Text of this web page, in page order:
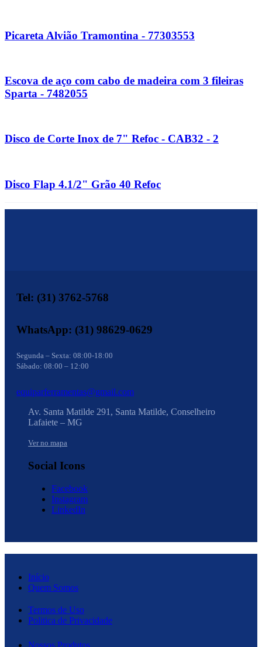
Picareta Alvião Tramontina - 77303553
Escova de aço com cabo de madeira com 3 fileiras
Sparta - 7482055
Disco de Corte Inox de 7" Refoc - CAB32 - 2
Disco Flap 4.1/2" Grão 40 Refoc
Tel: (31) 3762-5768
WhatsApp: (31) 98629-0629
Segunda – Sexta: 08:00-18:00
Sábado: 08:00 – 12:00
equiparferramentas@gmail.com
Av. Santa Matilde 291, Santa Matilde, Conselheiro
Lafaiete – MG
Ver no mapa
Social Icons
Facebook
Instagram
LinkedIn
Início
Quem Somos
Termos de Uso
Politica de Privacidade
Nossos Produtos